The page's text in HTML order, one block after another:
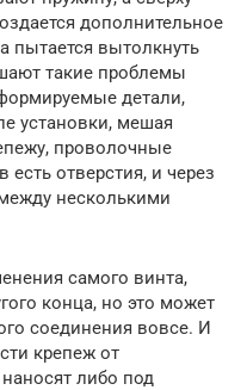
дополнительное
пытается вытолкнуть
такие проблемы
детали,
установки, мешая
проволочные
есть отверстия, и через
несколькими
самого винта,
конца, но это может
соединения вовсе. И
крепеж от
либо под